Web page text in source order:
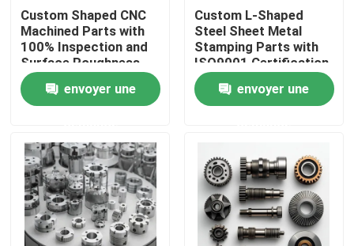
Contrôle de la qualité
Nous contacter
Nouvelles
Pièces usinées cnc
Pièces de fraisage CNC
Custom Shaped CNC
Machined Parts with
100% Inspection and
Surface Roughness
Min Ra 0.1~3.2
Precision Mechanical
Parts
envoyer une
Custom L-Shaped
Steel Sheet Metal
Stamping Parts with
ISO9001 Certification
in Customized Sizes
and Colorsenvoyer une